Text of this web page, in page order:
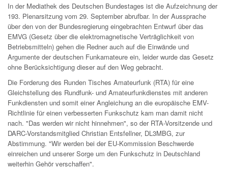
In der Mediathek des Deutschen Bundestages ist die Aufzeichnung der
193. Plenarsitzung vom 29. September abrufbar. In der Aussprache
über den von der Bundesregierung eingebrachten Entwurf über das
EMVG (Gesetz über die elektromagnetische Verträglichkeit von
Betriebsmitteln) gehen die Redner auch auf die Einwände und
Argumente der deutschen Funkamateure ein, leider wurde das Gesetz
ohne Berücksichtigung dieser auf den Weg gebracht.
Die Forderung des Runden Tisches Amateurfunk (RTA) für eine
Gleichstellung des Rundfunk- und Amateurfunkdienstes mit anderen
Funkdiensten und somit einer Angleichung an die europäische EMV-
Richtlinie für einen verbesserten Funkschutz kam man damit nicht
nach. "Das werden wir nicht hinnehmen", so der RTA-Vorsitzende und
DARC-Vorstandsmitglied Christian Entsfellner, DL3MBG, zur
Abstimmung. "Wir werden bei der EU-Kommission Beschwerde
einreichen und unserer Sorge um den Funkschutz in Deutschland
weiterhin Gehör verschaffen".